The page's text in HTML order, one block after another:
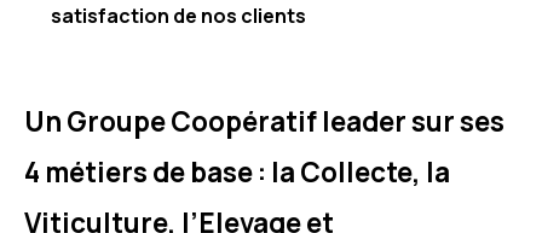
satisfaction de nos clients
Un Groupe Coopératif leader sur ses
4 métiers de base : la Collecte, la
Viticulture, l’Elevage et